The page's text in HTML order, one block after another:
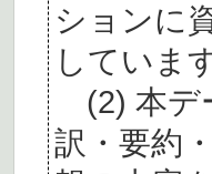
ションに
していま
(2) 本デ
訳・要約